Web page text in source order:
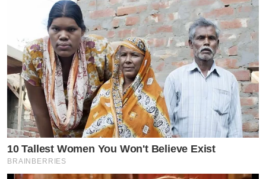
10 Tallest Women You Won't Believe Exist
BRAINBERRIES